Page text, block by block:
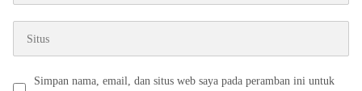
Simpan nama, email, dan situs web saya pada peramban ini untuk